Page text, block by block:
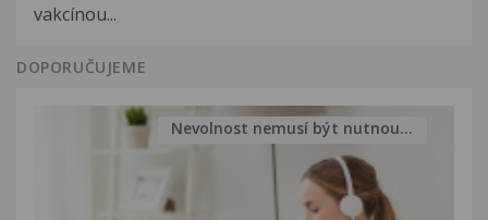
vakcínou...
DOPORUČUJEME
Nevolnost nemusí být nutnou...